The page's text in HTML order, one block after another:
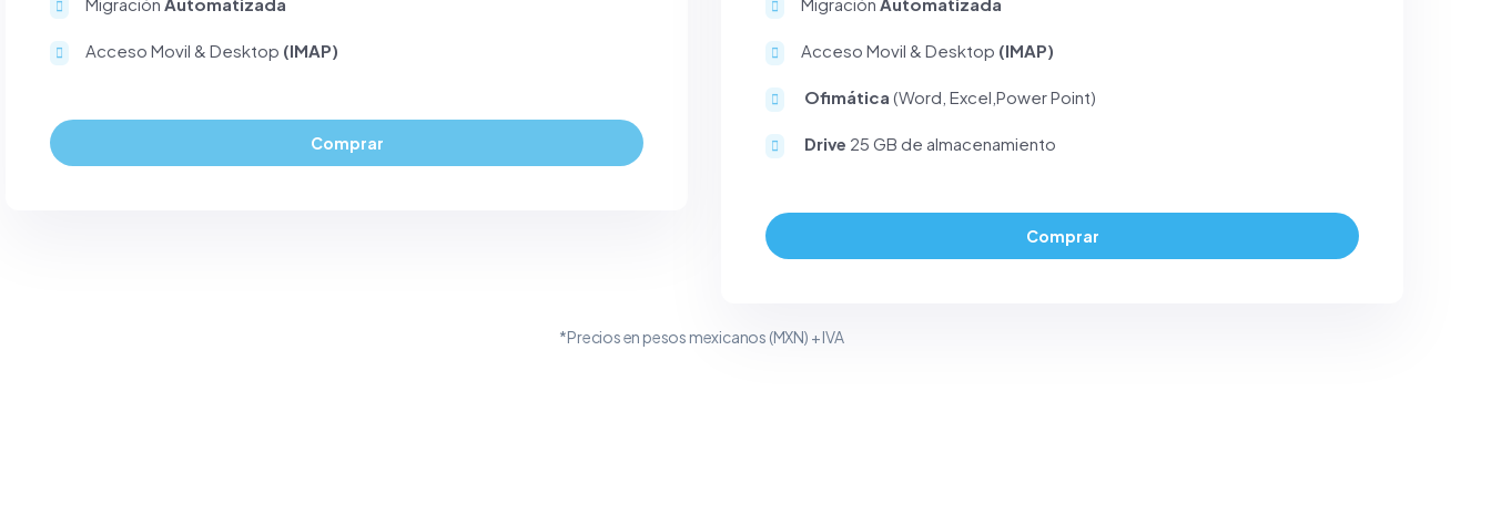
Acceso Movil & Desktop (IMAP)
Comprar
Acceso Movil & Desktop (IMAP)
Ofimática (Word, Excel,Power Point)
Drive 25 GB de almacenamiento
Comprar
*Precios en pesos mexicanos (MXN) + IVA